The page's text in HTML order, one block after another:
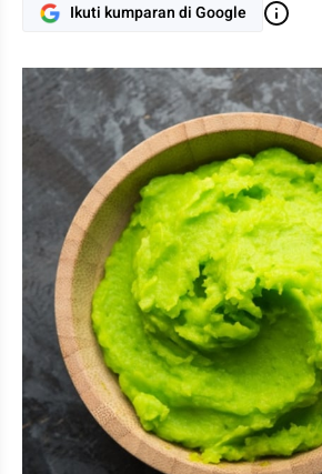
Ikuti kumparan di Google